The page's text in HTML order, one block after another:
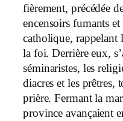
fièrement, précédée
encensoirs fumants et
catholique, rappelant
la foi. Derrière eux,
séminaristes, les
diacres et les prêtres,
prière. Fermant la
province avançaient